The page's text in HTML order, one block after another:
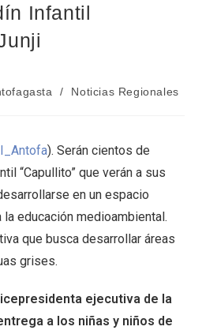
Infantil
/ Noticias Regionales
). Serán cientos de
“Capullito” que verán a sus
en un espacio
educación medioambiental.
que busca desarrollar áreas
grises.
ejecutiva de la
a los niñas y niños de